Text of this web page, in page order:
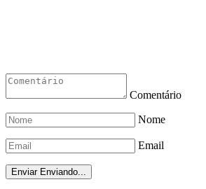
Comentário
Nome
Email
Enviar Enviando...